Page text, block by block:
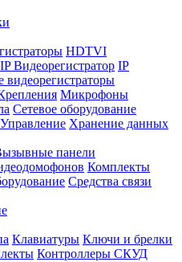
HDTVI
IP Видеорегистратор IP
видеорегистраторы
Микрофоны
Сетевое оборудование
Управление Хранение данных
панели
Комплекты
Средства связи
Клавиатуры Ключи и брелки
Контроллеры СКУД